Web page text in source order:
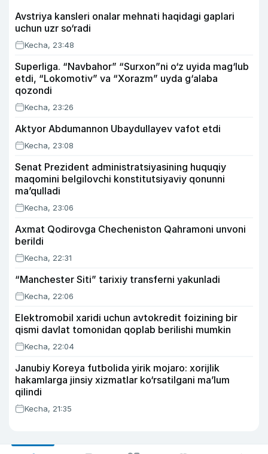
Avstriya kansleri onalar mehnati haqidagi gaplari
uchun uzr so‘radi
Kecha, 23:48
Superliga. “Navbahor” “Surxon”ni o‘z uyida mag‘lub
etdi, “Lokomotiv” va “Xorazm” uyda g‘alaba
qozondi
Kecha, 23:26
Aktyor Abdu­mannon Ubaydullayev vafot etdi
Kecha, 23:08
Senat Prezident administratsiyasining huquqiy
maqomini belgilovchi konstitutsiyaviy qonunni
ma’qulladi
Kecha, 23:06
Axmat Qodirovga Checheniston Qahramoni unvoni
berildi
Kecha, 22:31
“Manchester Siti” tarixiy transferni yakunladi
Kecha, 22:06
Elektromobil xaridi uchun avtokredit foizining bir
qismi davlat tomonidan qoplab berilishi mumkin
Kecha, 22:04
Janubiy Koreya futbolida yirik mojaro: xorijlik
hakamlarga jinsiy xizmatlar ko‘rsatilgani ma’lum
qilindi
Kecha, 21:35